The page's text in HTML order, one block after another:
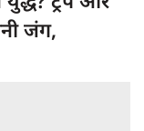
जंग,